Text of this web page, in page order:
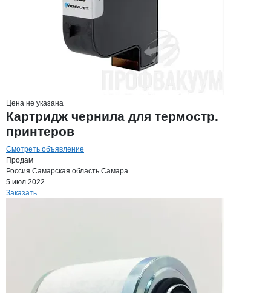
Цена не указана
Картридж чернила для термостр.
принтеров
Смотреть объявление
Продам
Россия Самарская область Самара
5 июл 2022
Заказать